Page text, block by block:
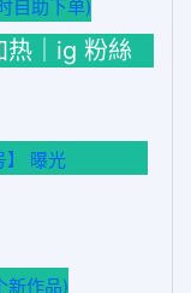
自助下单)
热｜ig 粉絲
】 曝光
新作品)